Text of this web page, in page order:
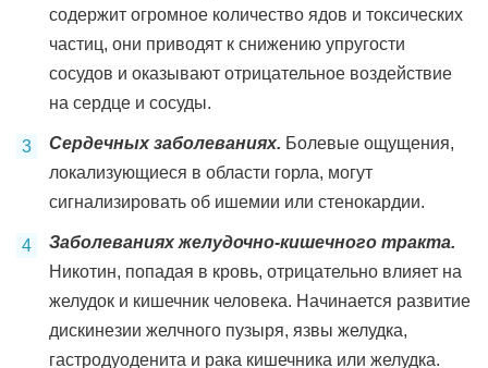
содержит огромное количество ядов и токсических
частиц, они приводят к снижению упругости
сосудов и оказывают отрицательное воздействие
на сердце и сосуды.
Сердечных заболеваниях. Болевые ощущения,
локализующиеся в области горла, могут
сигнализировать об ишемии или стенокардии.
Заболеваниях желудочно-кишечного тракта.
Никотин, попадая в кровь, отрицательно влияет на
желудок и кишечник человека. Начинается развитие
дискинезии желчного пузыря, язвы желудка,
гастродуоденита и рака кишечника или желудка.